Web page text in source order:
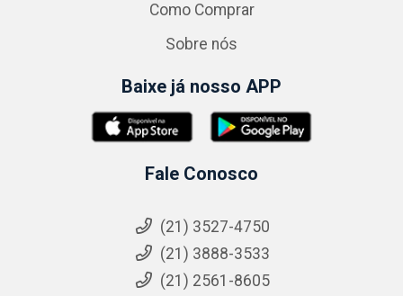
Como Comprar
Sobre nós
Baixe já nosso APP
Fale Conosco
(21) 3527-4750
(21) 3888-3533
(21) 2561-8605